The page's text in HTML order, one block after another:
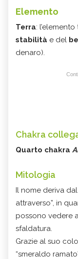
Elemento
Terra:
stabilità e del
denaro).
Chakra
Quarto chakra
Mitologia
Il nome deriva
attraverso”, in
possono vedere
sfaldatura.
Grazie al suo
“smeraldo